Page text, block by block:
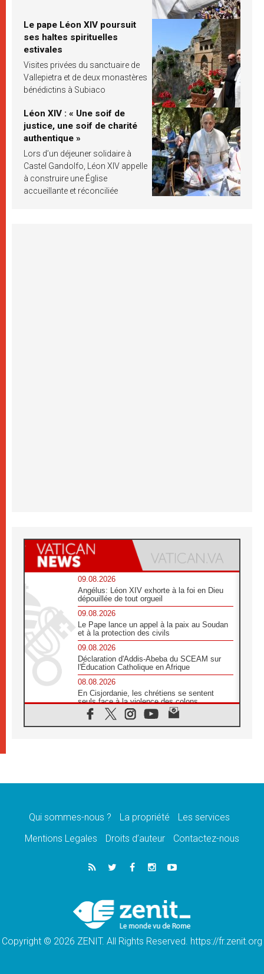
Le pape Léon XIV poursuit
ses haltes spirituelles
estivales
Visites privées du sanctuaire de
Vallepietra et de deux monastères
bénédictins à Subiaco
Léon XIV : « Une soif de
justice, une soif de charité
authentique »
Lors d’un déjeuner solidaire à
Castel Gandolfo, Léon XIV appelle
à construire une Église
accueillante et réconciliée
09.08.2026
Angélus: Léon XIV exhorte à la foi en Dieu
dépouillée de tout orgueil
09.08.2026
Le Pape lance un appel à la paix au Soudan
et à la protection des civils
09.08.2026
Déclaration d'Addis-Abeba du SCEAM sur
l'Éducation Catholique en Afrique
08.08.2026
En Cisjordanie, les chrétiens se sentent
seuls face à la violence des colons
08.08.2026
Léon XIV au sanctuaire de Notre Dame du
08.08.2026
08.08.2026
catholiques
Au Bangladesh, l'Église accompagne les
Dalits sur le chemin de la dignité
Philippines: le vicariat apostolique de
Calapan devient un diocèse
Qui sommes-nous ? La propriété
Les services
Mentions Legales
Droits d’auteur Contactez-nous
Copyright © 2026 ZENIT. All Rights Reserved. https://fr.zenit.org